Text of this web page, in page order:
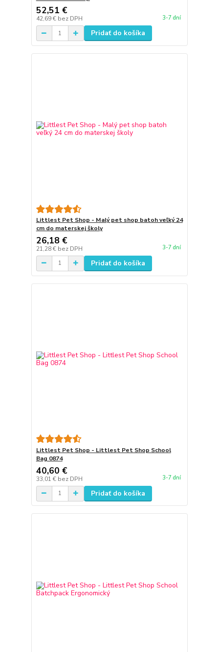
52,51 €
42,69 € bez DPH 3-7 dní
Pridať do košíka
Littlest Pet Shop - Malý pet shop batoh veľký 24
cm do materskej školy
26,18 €
21,28 € bez DPH 3-7 dní
Pridať do košíka
Littlest Pet Shop - Littlest Pet Shop School
Bag 0874
40,60 €
33,01 € bez DPH 3-7 dní
Pridať do košíka